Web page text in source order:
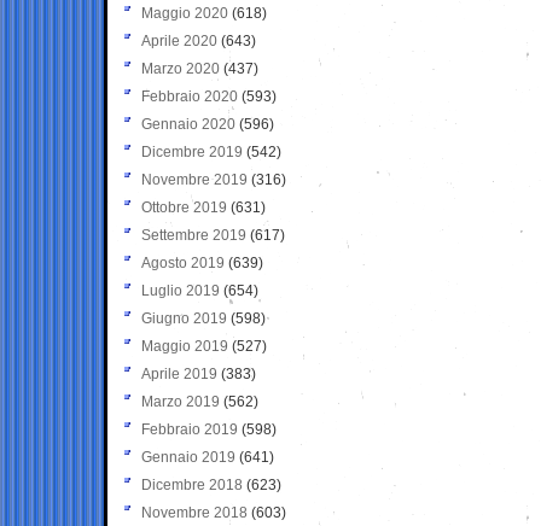
Maggio 2020 (618)
Aprile 2020 (643)
Marzo 2020 (437)
Febbraio 2020 (593)
Gennaio 2020 (596)
Dicembre 2019 (542)
Novembre 2019 (316)
Ottobre 2019 (631)
Settembre 2019 (617)
Agosto 2019 (639)
Luglio 2019 (654)
Giugno 2019 (598)
Maggio 2019 (527)
Aprile 2019 (383)
Marzo 2019 (562)
Febbraio 2019 (598)
Gennaio 2019 (641)
Dicembre 2018 (623)
Novembre 2018 (603)